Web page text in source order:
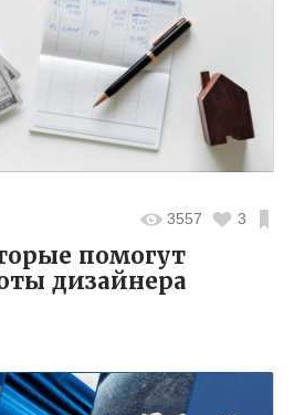
3557 3
помогут
дизайнера